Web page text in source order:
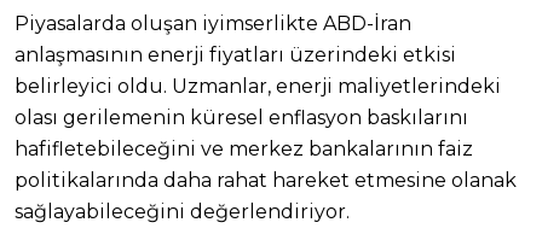
Piyasalarda oluşan iyimserlikte ABD-İran
anlaşmasının enerji fiyatları üzerindeki etkisi
belirleyici oldu. Uzmanlar, enerji maliyetlerindeki
olası gerilemenin küresel enflasyon baskılarını
hafifletebileceğini ve merkez bankalarının faiz
politikalarında daha rahat hareket etmesine olanak
sağlayabileceğini değerlendiriyor.